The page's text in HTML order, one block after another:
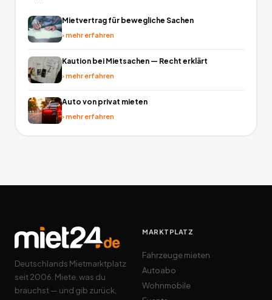
Mietvertrag für bewegliche Sachen
›mehr erfahren
Kaution bei Mietsachen — Recht erklärt
›mehr erfahren
Auto von privat mieten
›mehr erfahren
Deutschlands Mietmarktplatz
seit 2006. Miete, was du
brauchst — und gib zurück,
MARKTPLATZ
Fahrzeuge mieten
Autoabo
Wohnmobile